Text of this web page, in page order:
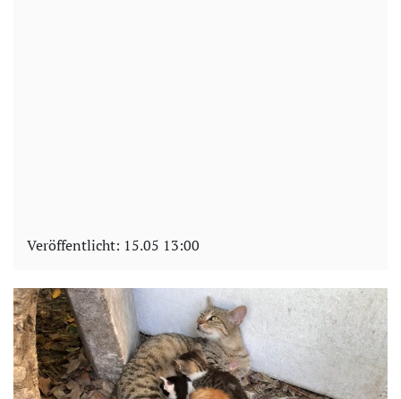
Veröffentlicht: 15.05 13:00